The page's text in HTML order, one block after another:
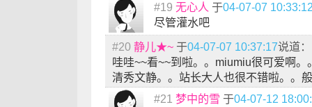
#19 无心人 于04-07-07
尽管灌水吧
#20 静儿★~ 于04-07-07 10:37:17说道：
哇哇~~看~~到啦。。miumiu很可爱啊
清秀文静。。站长大人也很不错啦。。
#21 梦中的雪 于04-07-12